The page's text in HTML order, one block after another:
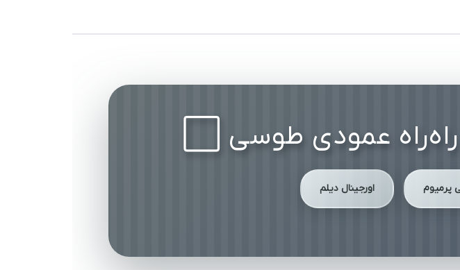
عمودی طوسی ⬜
پرمیوم اورجینال دیلم